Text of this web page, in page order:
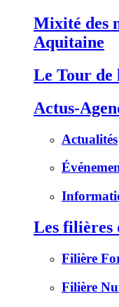
Mixité des
Aquitaine
Le Tour
Actus-
Actualités
Les filières
Filière
Filière